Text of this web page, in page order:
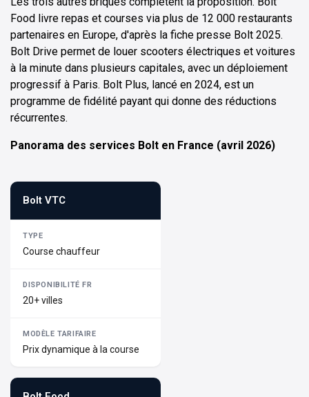
Food livre repas et courses via plus de 12 000 restaurants
partenaires en Europe, d'après la fiche presse Bolt 2025.
Bolt Drive permet de louer scooters électriques et voitures
à la minute dans plusieurs capitales, avec un déploiement
progressif à Paris. Bolt Plus, lancé en 2024, est un
programme de fidélité payant qui donne des réductions
récurrentes.
Panorama des services Bolt en France (avril 2026)
Bolt VTC
Course chauffeur
20+ villes
Prix dynamique à la course